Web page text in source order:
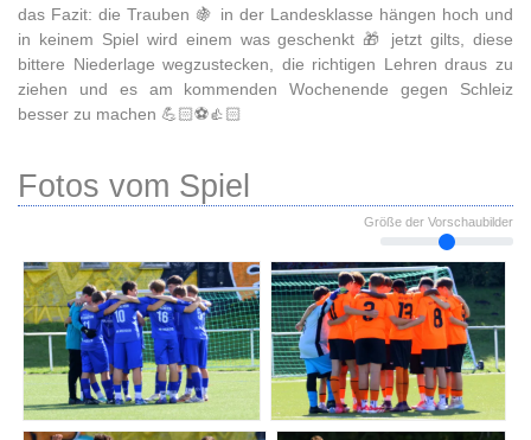
das Fazit: die Trauben 🍇 in der Landesklasse hängen hoch und
in keinem Spiel wird einem was geschenkt 🎁 jetzt gilts, diese
bittere Niederlage wegzustecken, die richtigen Lehren draus zu
ziehen und es am kommenden Wochenende gegen Schleiz
besser zu machen 💪🏻⚽👍🏻
Fotos vom Spiel
Größe der Vorschaubilder